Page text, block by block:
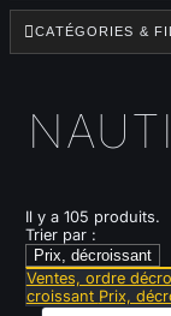
CATÉGORIES &
Il y a 105 produits.
Trier par :
Prix, décroissant
Ventes, ordre
croissant Prix,